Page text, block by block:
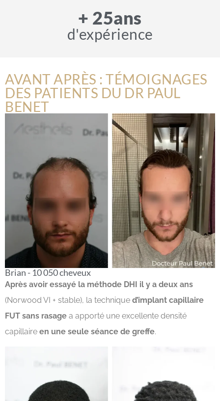
+ 25ans
d'expérience
AVANT APRÈS : TÉMOIGNAGES
DES PATIENTS DU DR PAUL
BENET
Brian - 10 050 cheveux
Après avoir essayé la méthode DHI il y a deux ans
(Norwood VI + stable), la technique d’implant capillaire
FUT sans rasage a apporté une excellente densité
capillaire en une seule séance de greffe.